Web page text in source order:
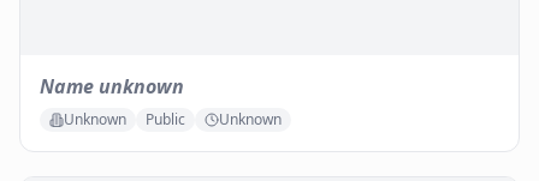
Name unknown
Unknown Public Unknown